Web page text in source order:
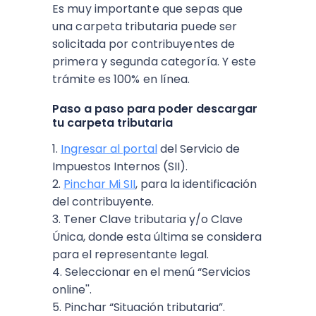
Es muy importante que sepas que
una carpeta tributaria puede ser
solicitada por contribuyentes de
primera y segunda categoría. Y este
trámite es 100% en línea.
Paso a paso para poder descargar
tu carpeta tributaria
1. Ingresar al portaldel Servicio de
Impuestos Internos (SII).
2. Pinchar Mi SII, para la identificación
del contribuyente.
3. Tener Clave tributaria y/o Clave
Única, donde esta última se considera
para el representante legal.
4. Seleccionar en el menú “Servicios
online''.
5. Pinchar “Situación tributaria”.